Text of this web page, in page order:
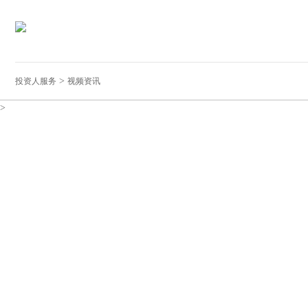
投资人服务 > 视频资讯
>